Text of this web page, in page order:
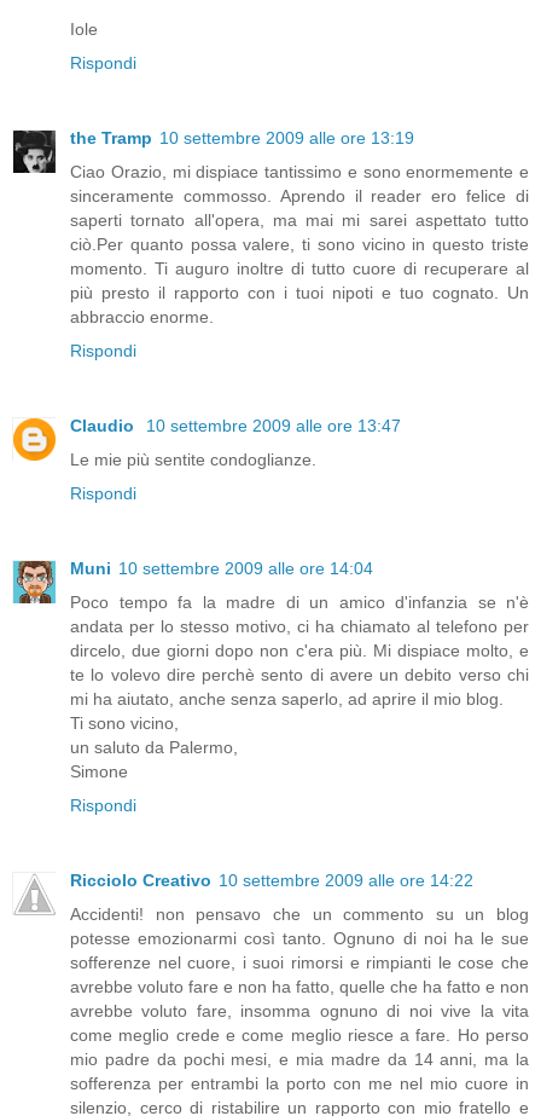
Iole
Rispondi
the Tramp 10 settembre 2009 alle ore 13:19
Ciao Orazio, mi dispiace tantissimo e sono enormemente e
sinceramente commosso. Aprendo il reader ero felice di
saperti tornato all'opera, ma mai mi sarei aspettato tutto
ciò.Per quanto possa valere, ti sono vicino in questo triste
momento. Ti auguro inoltre di tutto cuore di recuperare al
più presto il rapporto con i tuoi nipoti e tuo cognato. Un
abbraccio enorme.
Rispondi
Claudio
10 settembre 2009 alle ore 13:47
Le mie più sentite condoglianze.
Rispondi
Muni 10 settembre 2009 alle ore 14:04
Poco tempo fa la madre di un amico d'infanzia se n'è
andata per lo stesso motivo, ci ha chiamato al telefono per
dircelo, due giorni dopo non c'era più. Mi dispiace molto, e
te lo volevo dire perchè sento di avere un debito verso chi
mi ha aiutato, anche senza saperlo, ad aprire il mio blog.
Ti sono vicino,
un saluto da Palermo,
Simone
Rispondi
Ricciolo Creativo 10 settembre 2009 alle ore 14:22
Accidenti! non pensavo che un commento su un blog
potesse emozionarmi così tanto. Ognuno di noi ha le sue
sofferenze nel cuore, i suoi rimorsi e rimpianti le cose che
avrebbe voluto fare e non ha fatto, quelle che ha fatto e non
avrebbe voluto fare, insomma ognuno di noi vive la vita
come meglio crede e come meglio riesce a fare. Ho perso
mio padre da pochi mesi, e mia madre da 14 anni, ma la
sofferenza per entrambi la porto con me nel mio cuore in
silenzio, cerco di ristabilire un rapporto con mio fratello e